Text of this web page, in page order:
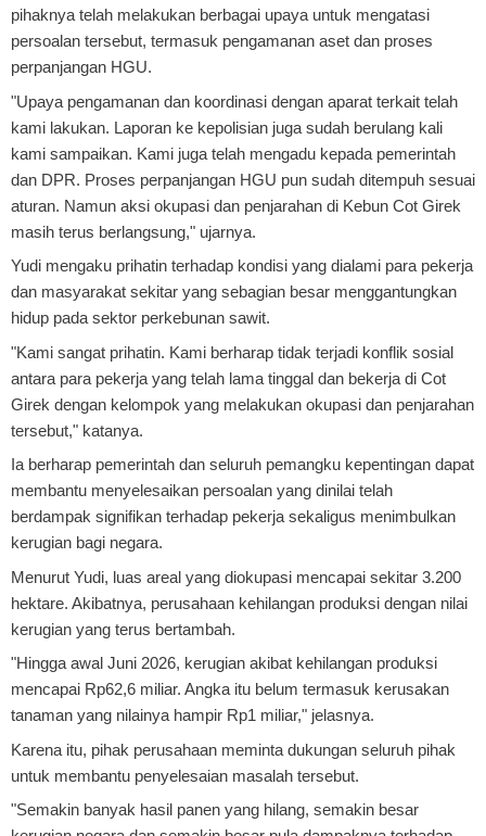
pihaknya telah melakukan berbagai upaya untuk mengatasi
persoalan tersebut, termasuk pengamanan aset dan proses
perpanjangan HGU.
"Upaya pengamanan dan koordinasi dengan aparat terkait telah
kami lakukan. Laporan ke kepolisian juga sudah berulang kali
kami sampaikan. Kami juga telah mengadu kepada pemerintah
dan DPR. Proses perpanjangan HGU pun sudah ditempuh sesuai
aturan. Namun aksi okupasi dan penjarahan di Kebun Cot Girek
masih terus berlangsung," ujarnya.
Yudi mengaku prihatin terhadap kondisi yang dialami para pekerja
dan masyarakat sekitar yang sebagian besar menggantungkan
hidup pada sektor perkebunan sawit.
"Kami sangat prihatin. Kami berharap tidak terjadi konflik sosial
antara para pekerja yang telah lama tinggal dan bekerja di Cot
Girek dengan kelompok yang melakukan okupasi dan penjarahan
tersebut," katanya.
Ia berharap pemerintah dan seluruh pemangku kepentingan dapat
membantu menyelesaikan persoalan yang dinilai telah
berdampak signifikan terhadap pekerja sekaligus menimbulkan
kerugian bagi negara.
Menurut Yudi, luas areal yang diokupasi mencapai sekitar 3.200
hektare. Akibatnya, perusahaan kehilangan produksi dengan nilai
kerugian yang terus bertambah.
"Hingga awal Juni 2026, kerugian akibat kehilangan produksi
mencapai Rp62,6 miliar. Angka itu belum termasuk kerusakan
tanaman yang nilainya hampir Rp1 miliar," jelasnya.
Karena itu, pihak perusahaan meminta dukungan seluruh pihak
untuk membantu penyelesaian masalah tersebut.
"Semakin banyak hasil panen yang hilang, semakin besar